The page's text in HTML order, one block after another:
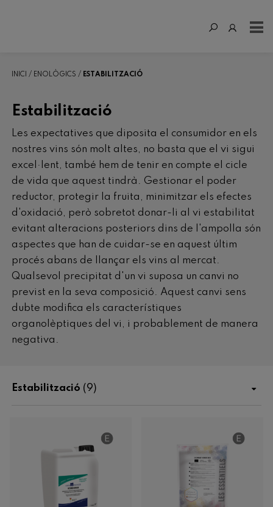
INICI ENOLÒGICS ESTABILITZACIÓ
Estabilització
Les expectatives que diposita el consumidor en els
nostres vins són molt altes, no basta que el vi sigui
excel·lent, també hem de tenir en compte el cicle
de vida que aquest tindrà. Gestionar el poder
reductor, protegir la fruita, minimitzar els efectes
d'oxidació, però sobretot donar-li al vi estabilitat
evitant alteracions posteriors dins de l'ampolla són
aspectes que han de cuidar-se en aquest últim
procés abans de llançar els vins al mercat.
Qualsevol precipitat d'un vi suposa un canvi no
previst en la seva composició. Aquest canvi sens
dubte modifica els característiques
organolèptiques del vi, i probablement de manera
negativa.
Estabilització (9)